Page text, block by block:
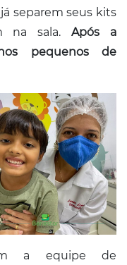
separem seus kits
na sala.Após a
pequenos de
a equipe de